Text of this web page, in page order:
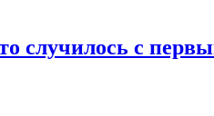
случилось с